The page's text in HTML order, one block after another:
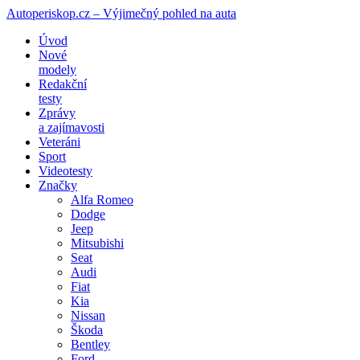
Autoperiskop.cz – Výjimečný pohled na auta
Přejít
obsahu
webu
Úvod
Nové
modely
Redakční
testy
Zprávy
a zajímavosti
Veteráni
Sport
Videotesty
Značky
Alfa Romeo
Dodge
Jeep
Mitsubishi
Seat
Audi
Fiat
Kia
Nissan
Škoda
Bentley